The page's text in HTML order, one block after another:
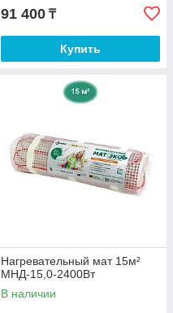
91 400 ₸
Купить
Нагревательный мат 15м²
МНД-15,0-2400Вт
В наличии